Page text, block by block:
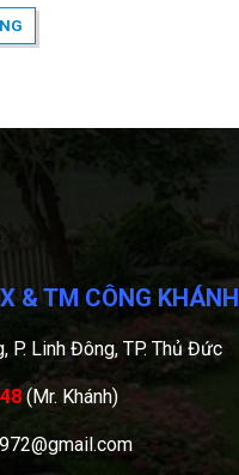
& TM CÔNG KHÁNH
P. Linh Đông, TP. Thủ Đức
(Mr. Khánh)